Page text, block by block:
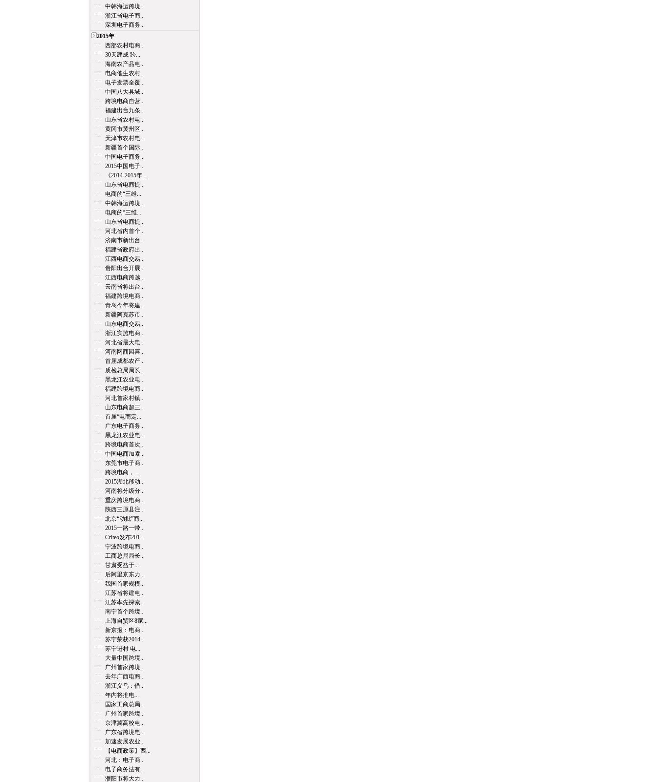
中韩海运跨境...
浙江省电子商...
深圳电子商务...
2015年
西部农村电商...
30天建成 跨...
海南农产品电...
电商催生农村...
电子发票全覆...
中国八大县域...
跨境电商自营...
福建出台九条...
山东省农村电...
黄冈市黄州区...
天津市农村电...
新疆首个国际...
中国电子商务...
2015中国电子...
《2014-2015年...
山东省电商提...
电商的“三维...
中韩海运跨境...
电商的“三维...
山东省电商提...
河北省内首个...
济南市新出台...
福建省政府出...
江西电商交易...
贵阳出台开展...
江西电商跨越...
云南省将出台...
福建跨境电商...
青岛今年将建...
新疆阿克苏市...
山东电商交易...
浙江实施电商...
河北省最大电...
河南网商园喜...
首届成都农产...
质检总局局长...
黑龙江农业电...
福建跨境电商...
河北首家村镇...
山东电商超三...
首届“电商定...
广东电子商务...
黑龙江农业电...
跨境电商首次...
中国电商加紧...
东莞市电子商...
跨境电商，...
2015湖北移动...
河南将分级分...
重庆跨境电商...
陕西三原县注...
北京“动批”商...
2015一路一带...
Criteo发布201...
宁波跨境电商...
工商总局局长...
甘肃受益于...
后阿里京东力...
我国首家规模...
江苏省将建电...
江苏率先探索...
南宁首个跨境...
上海自贸区8家...
新京报：电商...
苏宁荣获2014...
苏宁进村 电...
大量中国跨境...
广州首家跨境...
去年广西电商...
浙江义乌：借...
年内将推电...
国家工商总局...
广州首家跨境...
京津冀高校电...
广东省跨境电...
加速发展农业...
【电商政策】西...
河北：电子商...
电子商务法有...
濮阳市将大力...